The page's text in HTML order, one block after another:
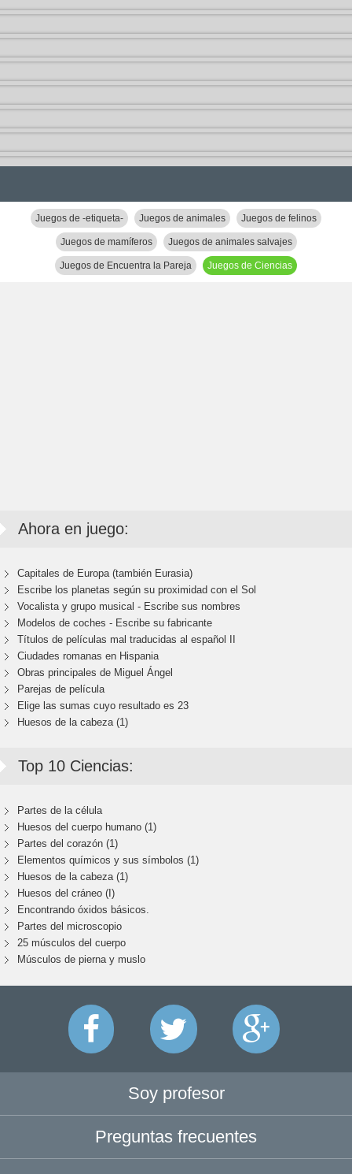
Juegos de -etiqueta- Juegos de animales Juegos de felinos
Juegos de mamíferos Juegos de animales salvajes
Juegos de Encuentra la Pareja Juegos de Ciencias
Ahora en juego:
Capitales de Europa (también Eurasia)
Escribe los planetas según su proximidad con el Sol
Vocalista y grupo musical - Escribe sus nombres
Modelos de coches - Escribe su fabricante
Títulos de películas mal traducidas al español II
Ciudades romanas en Hispania
Obras principales de Miguel Ángel
Parejas de película
Elige las sumas cuyo resultado es 23
Huesos de la cabeza (1)
Top 10 Ciencias:
Partes de la célula
Huesos del cuerpo humano (1)
Partes del corazón (1)
Elementos químicos y sus símbolos (1)
Huesos de la cabeza (1)
Huesos del cráneo (I)
Encontrando óxidos básicos.
Partes del microscopio
25 músculos del cuerpo
Músculos de pierna y muslo
Soy profesor
Preguntas frecuentes